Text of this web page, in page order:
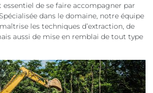
essentiel de se faire accompagner par
dans le domaine, notre équipe
les techniques d’extraction, de
aussi de mise en remblai de tout type